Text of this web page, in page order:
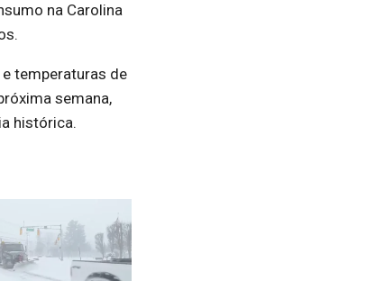
na Carolina
temperaturas de
semana,
histórica.